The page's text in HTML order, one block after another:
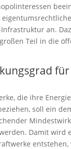
an.
Teil in die
die ihre
soll ein
Damit wird
entstehen,